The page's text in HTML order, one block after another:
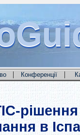
| Конференції |
в